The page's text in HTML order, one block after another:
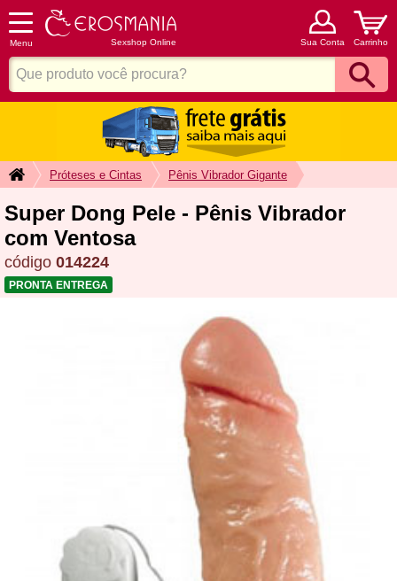
Menu Sexshop Online Sua Conta Carrinho
Próteses e Cintas Pênis Vibrador Gigante
Super Dong Pele - Pênis Vibrador
com Ventosa
código 014224
PRONTA ENTREGA